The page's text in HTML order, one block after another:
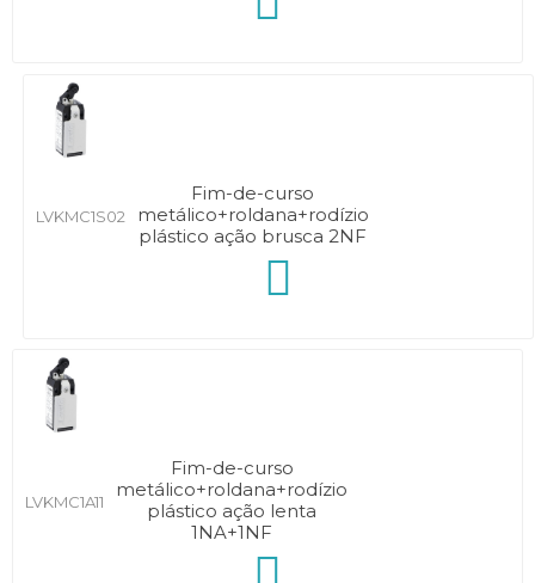
LVKMC1S02
Fim-de-curso
metálico+roldana+rodízio
plástico ação brusca 2NF
LVKMC1A11
Fim-de-curso
metálico+roldana+rodízio
plástico ação lenta
1NA+1NF